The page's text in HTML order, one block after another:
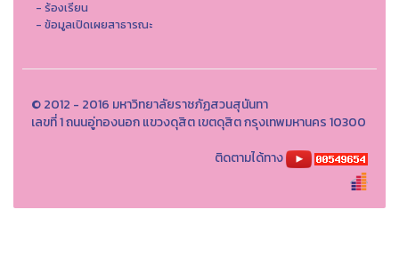
- ร้องเรียน
- ข้อมูลเปิดเผยสาธารณะ
© 2012 - 2016 มหาวิทยาลัยราชภัฏสวนสุนันทา
เลขที่ 1 ถนนอู่ทองนอก แขวงดุสิต เขตดุสิต กรุงเทพมหานคร 10300
ติดตามได้ทาง